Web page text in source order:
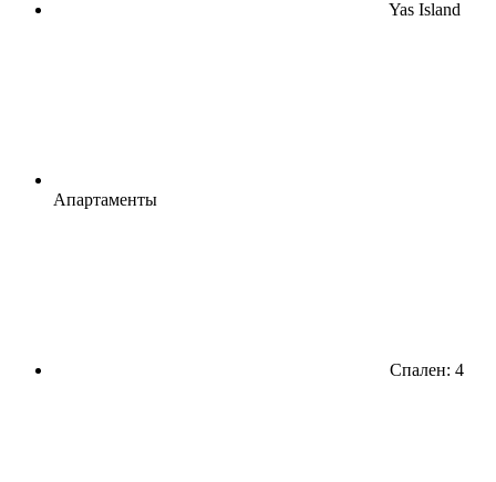
Yas Island
Апартаменты
Спален: 4